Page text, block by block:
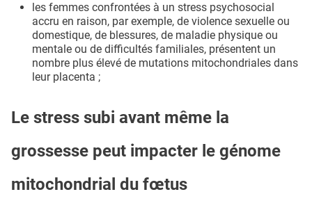
les femmes confrontées à un stress psychosocial
accru en raison, par exemple, de violence sexuelle ou
domestique, de blessures, de maladie physique ou
mentale ou de difficultés familiales, présentent un
nombre plus élevé de mutations mitochondriales dans
leur placenta ;
Le stress subi avant même la
grossesse peut impacter le génome
mitochondrial du fœtus